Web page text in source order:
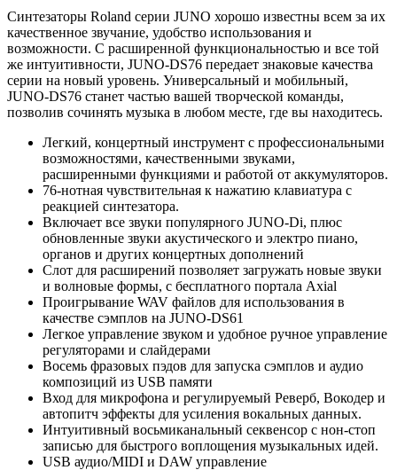
Синтезаторы Roland серии JUNO хорошо известны всем за их
качественное звучание, удобство использования и
возможности. С расширенной функциональностью и все той
же интуитивности, JUNO-DS76 передает знаковые качества
серии на новый уровень. Универсальный и мобильный,
JUNO-DS76 станет частью вашей творческой команды,
позволив сочинять музыка в любом месте, где вы находитесь.
Легкий, концертный инструмент с профессиональными
возможностями, качественными звуками,
расширенными функциями и работой от аккумуляторов.
76-нотная чувствительная к нажатию клавиатура с
реакцией синтезатора.
Включает все звуки популярного JUNO-Di, плюс
обновленные звуки акустического и электро пиано,
органов и других концертных дополнений
Слот для расширений позволяет загружать новые звуки
и волновые формы, с бесплатного портала Axial
Проигрывание WAV файлов для использования в
качестве сэмплов на JUNO-DS61
Легкое управление звуком и удобное ручное управление
регуляторами и слайдерами
Восемь фразовых пэдов для запуска сэмплов и аудио
композиций из USB памяти
Вход для микрофона и регулируемый Реверб, Вокодер и
автопитч эффекты для усиления вокальных данных.
Интуитивный восьмиканальный секвенсор с нон-стоп
записью для быстрого воплощения музыкальных идей.
USB аудио/MIDI и DAW управление